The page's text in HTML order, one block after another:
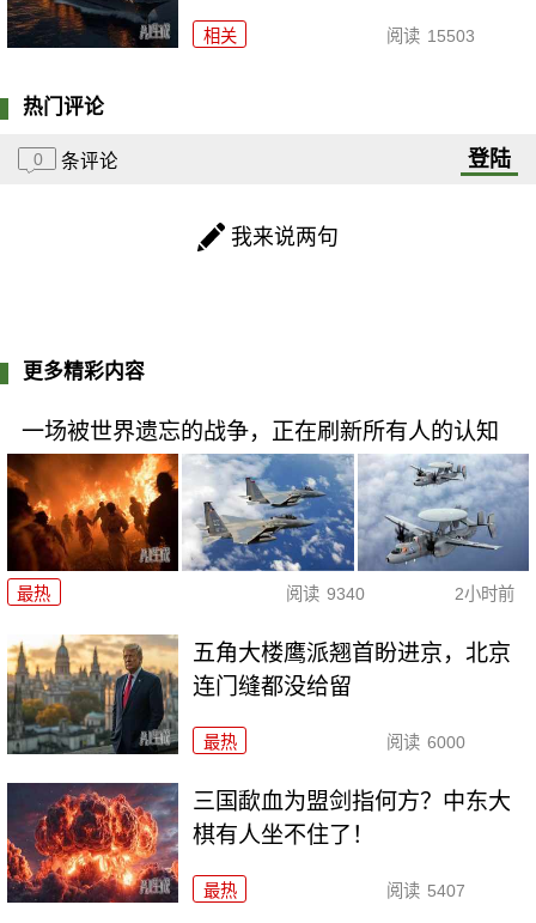
相关 阅读 15503
热门评论
0 条评论 登陆
我来说两句
更多精彩内容
一场被世界遗忘的战争，正在刷新所有人的认知
最热 阅读 9340 2小时前
五角大楼鹰派翘首盼进京，北京
连门缝都没给留
最热 阅读 6000
三国歃血为盟剑指何方？中东大
棋有人坐不住了！
最热 阅读 5407